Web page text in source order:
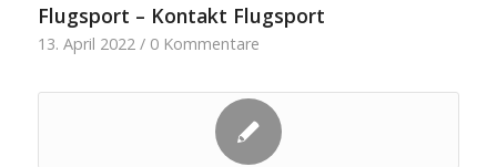
Flugsport – Kontakt Flugsport
13. April 2022 / 0 Kommentare